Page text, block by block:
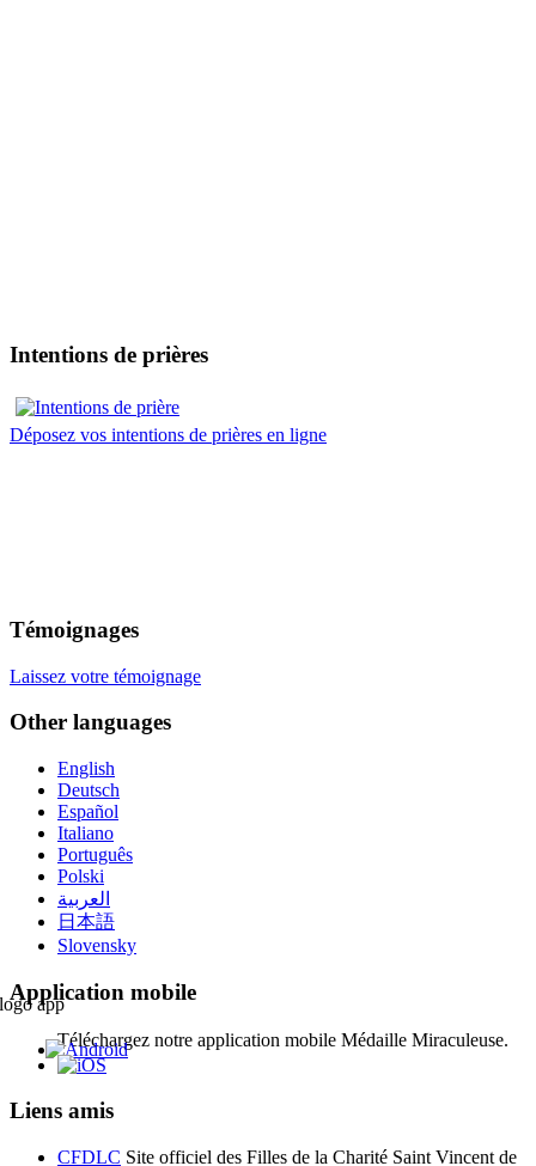
Intentions de prières
Déposez vos intentions de prières en ligne
Témoignages
Laissez votre témoignage
Other languages
English
Deutsch
Español
Italiano
Português
Polski
العربية
日本語
Slovensky
Application mobile
Téléchargez notre application mobile Médaille Miraculeuse.
Liens amis
CFDLC Site officiel des Filles de la Charité Saint Vincent de